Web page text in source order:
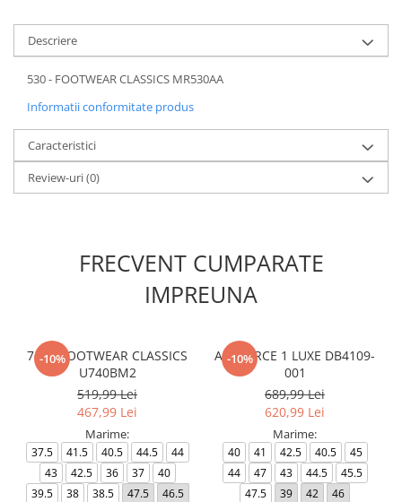
Descriere
530 - FOOTWEAR CLASSICS MR530AA
Informatii conformitate produs
Caracteristici
Review-uri(0)
FRECVENT CUMPARATE
IMPREUNA
-10%
740 - FOOTWEAR CLASSICS
U740BM2
519,99 Lei
467,99 Lei
Marime:
37.5 41.5 40.5 44.5
44
43
42.5 36 37
40
39.5
38 38.5 47.5
46.5
-10%
AIR FORCE 1 LUXE DB4109-
001
689,99 Lei
620,99 Lei
Marime:
40 41 42.5 40.5
45
44
47 43 44.5
45.5
47.5
39 42 46